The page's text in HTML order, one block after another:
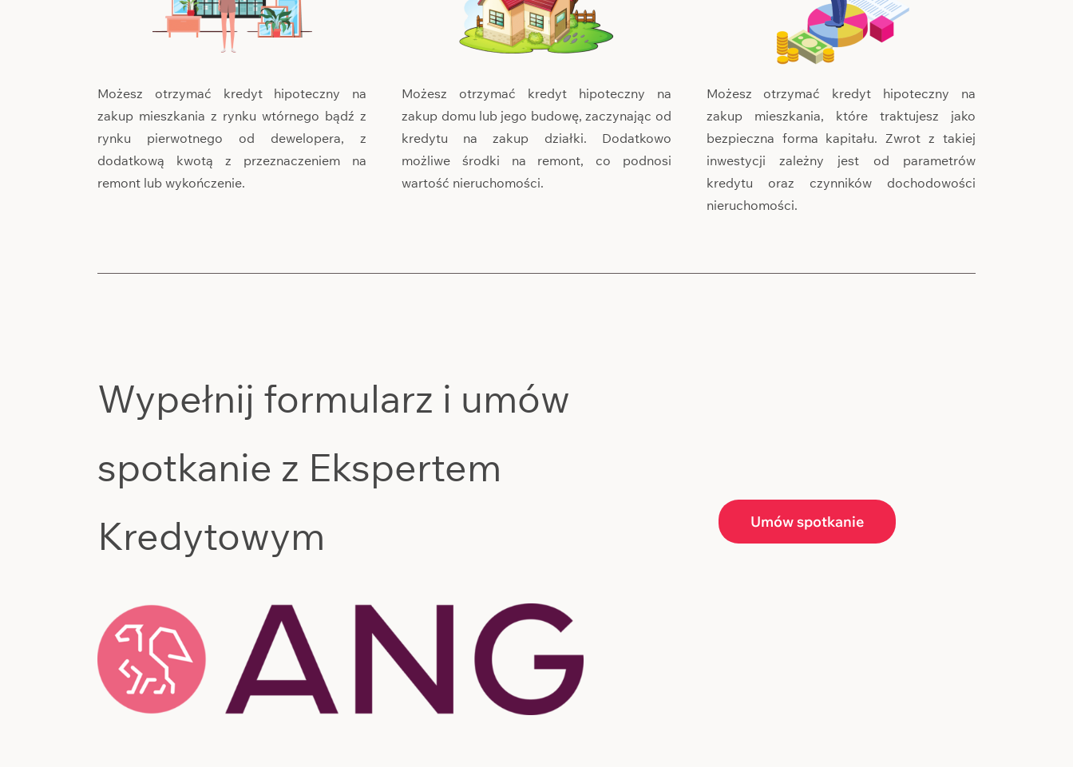
Możesz otrzymać kredyt hipoteczny na
zakup mieszkania z rynku wtórnego bądź z
rynku pierwotnego od dewelopera, z
dodatkową kwotą z przeznaczeniem na
remont lub wykończenie.
Możesz otrzymać kredyt hipoteczny na
zakup domu lub jego budowę, zaczynając od
kredytu na zakup działki. Dodatkowo
możliwe środki na remont, co podnosi
wartość nieruchomości.
Możesz otrzymać kredyt hipoteczny na
zakup mieszkania, które traktujesz jako
bezpieczna forma kapitału. Zwrot z takiej
inwestycji zależny jest od parametrów
kredytu oraz czynników dochodowości
nieruchomości.
Wypełnij formularz i umów
spotkanie z Ekspertem
Kredytowym
Umów spotkanie